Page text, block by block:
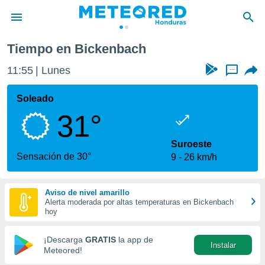
de
ha sido
calidad.
a este
las
y
forma
digital
basada
Tiempo en Bickenbach
11:55 Lunes ...
Soleado
31°
Sensación de 30°
Suroeste
9
26 km/h
Aviso de nivel amarillo
Alerta moderada por altas temperaturas en Bickenbach
hoy
¡Descarga GRATIS la app de
Meteored!
Instalar